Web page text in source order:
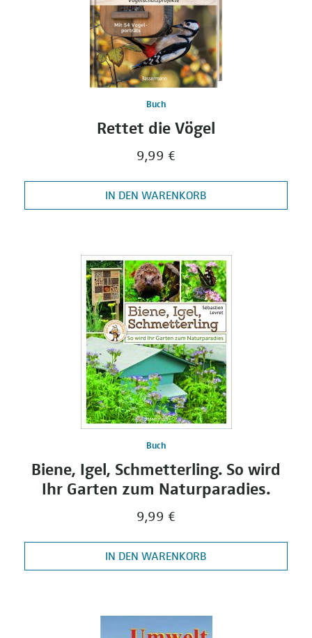
Buch
Rettet die Vögel
9,99 €
IN DEN WARENKORB
Buch
Biene, Igel, Schmetterling. So wird
Ihr Garten zum Naturparadies.
9,99 €
IN DEN WARENKORB